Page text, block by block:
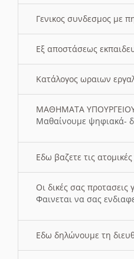
Γενικος συνδεσμος με
Εξ αποστάσεως
Κατάλογος ωραιων
ΜΑΘΗΜΑΤΑ
Μαθαίνουμε ψηφιακά-
Εδω βαζετε τις
Οι δικές σας
Φαινεται να σας
Εδω δηλώνουμε τη